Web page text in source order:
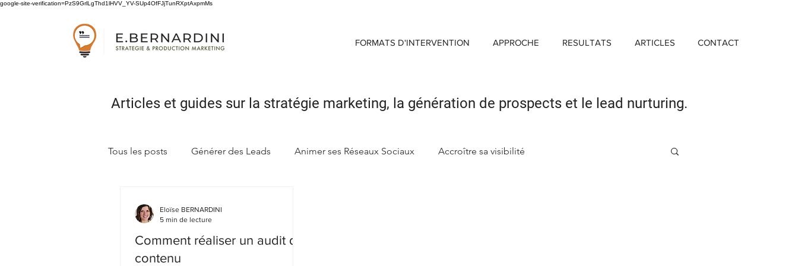
google-site-verification=PzS9GrlLgThd1lHVV_YV-SUp4OfFJjTunRXptAxpmMs
FORMATS D'INTERVENTION APPROCHE RESULTATS ARTICLES CONTACT
Articles et guides surla stratégie marketing, la génération de prospects et le lead nurturing.
Tous les posts Générer des Leads Animer ses Réseaux Sociaux Accroître sa visibilité
Comment réaliser un audit de
contenu
Eloïse BERNARDINI
5 min de lecture